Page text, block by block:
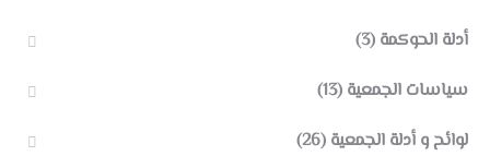
أدلة الحوكمة (3)
سياسات الجمعية (13)
لوائح و أدلة الجمعية (26)